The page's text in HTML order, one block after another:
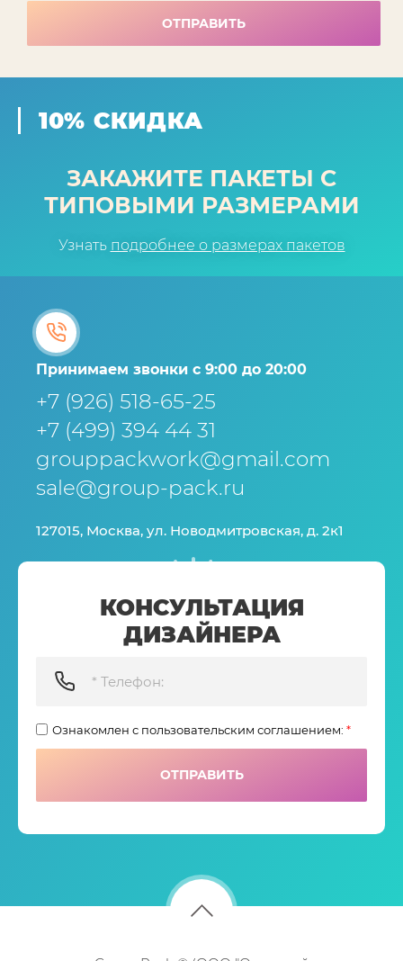
ОТПРАВИТЬ
10% СКИДКА
ЗАКАЖИТЕ ПАКЕТЫ С
ТИПОВЫМИ РАЗМЕРАМИ
Узнать подробнее о размерах пакетов
Принимаем звонки с 9:00 до 20:00
+7 (926) 518-65-25
+7 (499) 394 44 31
grouppackwork@gmail.com
sale@group-pack.ru
127015, Москва, ул. Новодмитровская, д. 2к1
КОНСУЛЬТАЦИЯ
ДИЗАЙНЕРА
Ознакомлен с пользовательским соглашением: *
ОТПРАВИТЬ